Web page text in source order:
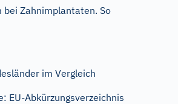
bei Zahnimplantaten. So
im Vergleich
EU-Abkürzungsverzeichnis